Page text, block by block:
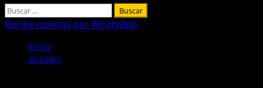
Buscar:
Recibe noticias por WhatsApp
Inicio
aluvión